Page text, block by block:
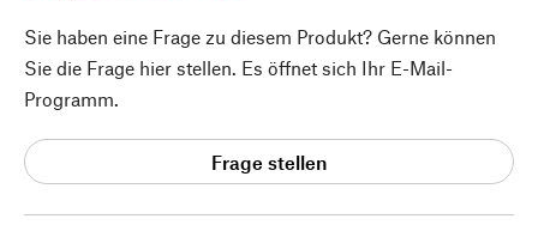
Sie haben eine Frage zu diesem Produkt? Gerne können
Sie die Frage hier stellen. Es öffnet sich Ihr E-Mail-
Programm.
Frage stellen